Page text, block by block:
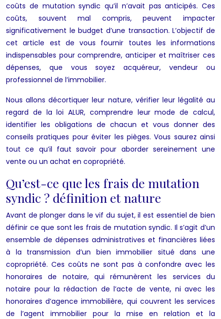
coûts de mutation syndic qu’il n’avait pas anticipés. Ces
coûts, souvent mal compris, peuvent impacter
significativement le budget d’une transaction. L’objectif de
cet article est de vous fournir toutes les informations
indispensables pour comprendre, anticiper et maîtriser ces
dépenses, que vous soyez acquéreur, vendeur ou
professionnel de l’immobilier.
Nous allons décortiquer leur nature, vérifier leur légalité au
regard de la loi ALUR, comprendre leur mode de calcul,
identifier les obligations de chacun et vous donner des
conseils pratiques pour éviter les pièges. Vous saurez ainsi
tout ce qu’il faut savoir pour aborder sereinement une
vente ou un achat en copropriété.
Qu’est-ce que les frais de mutation
syndic ? définition et nature
Avant de plonger dans le vif du sujet, il est essentiel de bien
définir ce que sont les frais de mutation syndic. Il s’agit d’un
ensemble de dépenses administratives et financières liées
à la transmission d’un bien immobilier situé dans une
copropriété. Ces coûts ne sont pas à confondre avec les
honoraires de notaire, qui rémunèrent les services du
notaire pour la rédaction de l’acte de vente, ni avec les
honoraires d’agence immobilière, qui couvrent les services
de l’agent immobilier pour la mise en relation et la